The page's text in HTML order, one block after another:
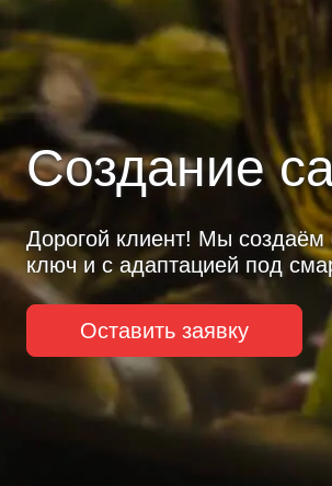
Создание
Дорогой клиент! Мы создаём
ключ и с адаптацией под
Оставить заявку